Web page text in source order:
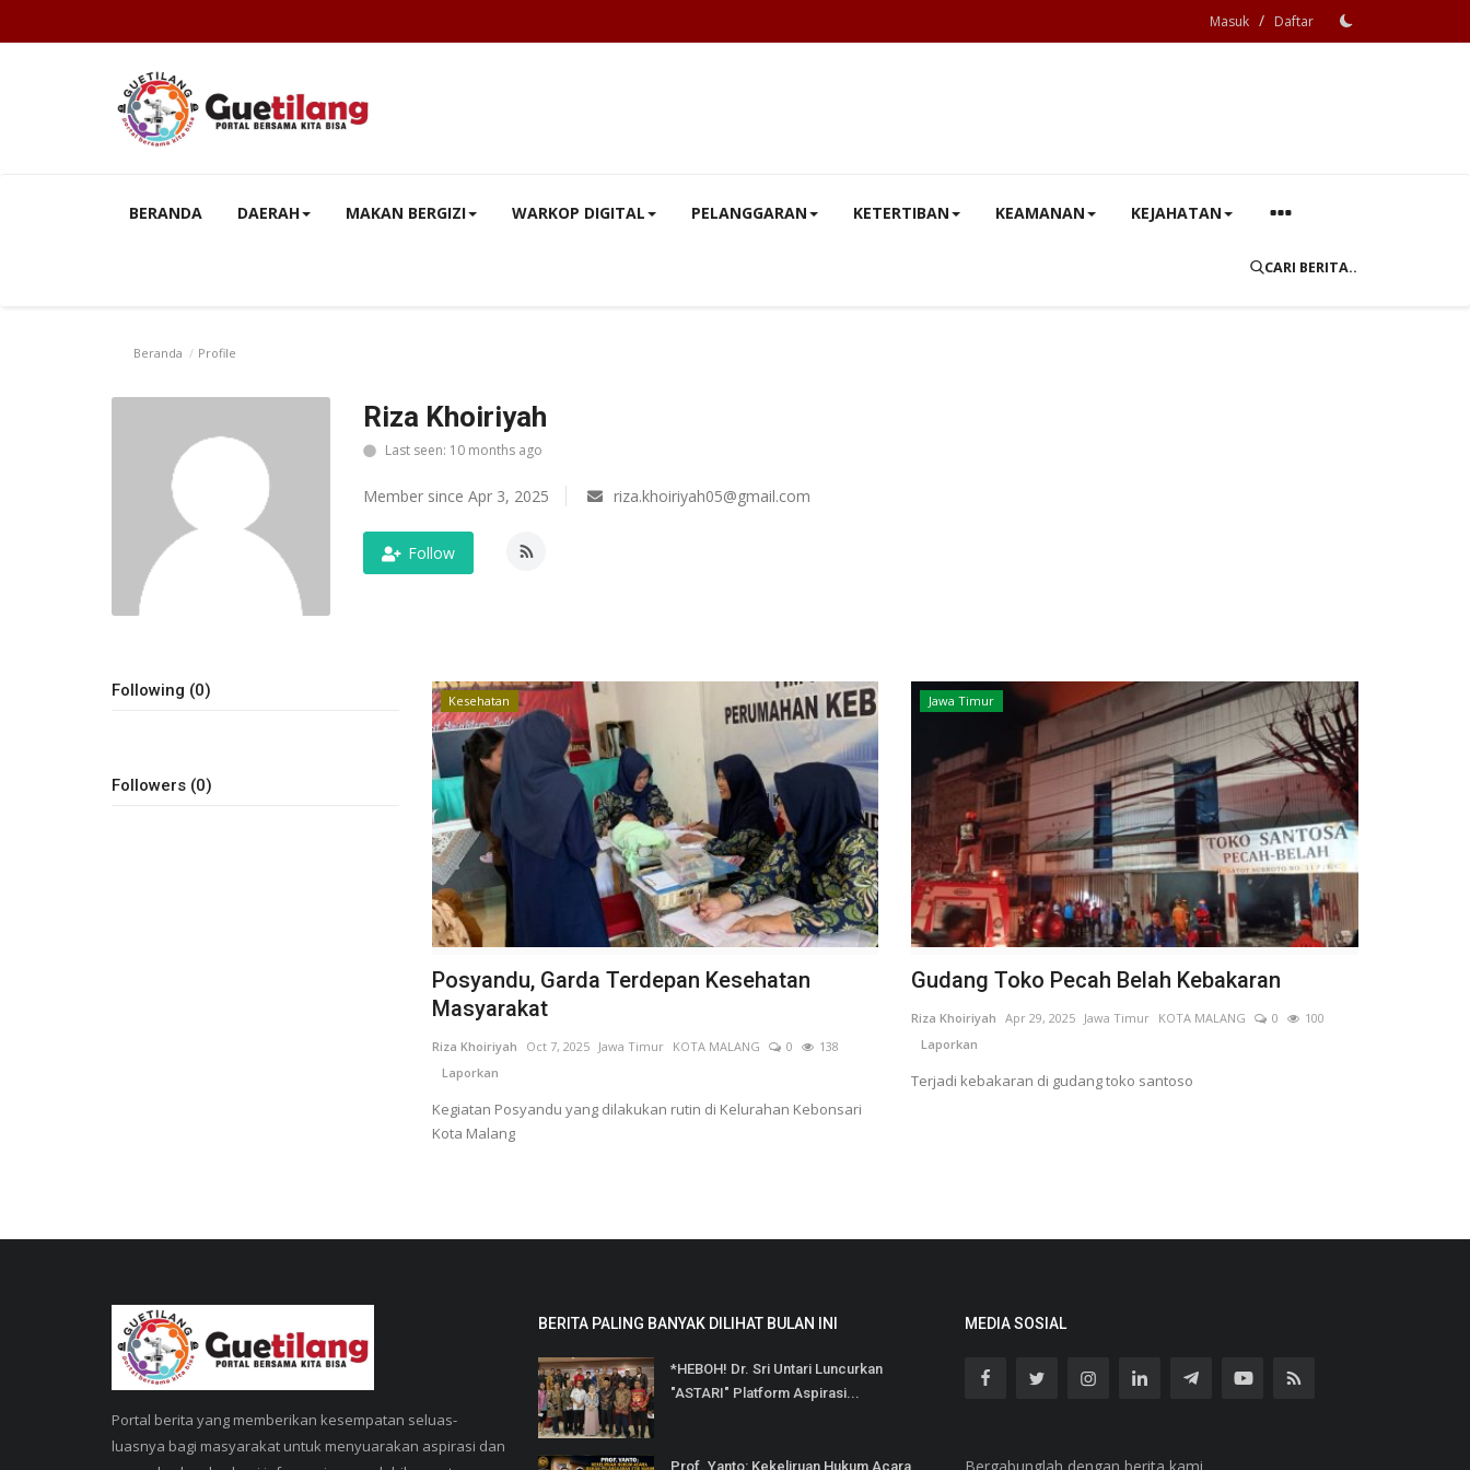
Masuk / Daftar
BERANDA DAERAH MAKAN BERGIZI WARKOP DIGITAL PELANGGARAN KETERTIBAN KEAMANAN KEJAHATAN
CARI BERITA..
Beranda Profile
Riza Khoiriyah
Last seen: 10 months ago
Member since Apr 3, 2025 riza.khoiriyah05@gmail.com
Follow
Following (0)
Followers (0)
Kesehatan
Posyandu, Garda Terdepan Kesehatan
Masyarakat
Riza Khoiriyah Oct 7, 2025 Jawa Timur KOTA MALANG 0
138
Laporkan
Kegiatan Posyandu yang dilakukan rutin di Kelurahan Kebonsari
Kota Malang
Jawa Timur
Gudang Toko Pecah Belah Kebakaran
Riza Khoiriyah Apr 29, 2025 Jawa Timur KOTA MALANG 0
100
Laporkan
Terjadi kebakaran di gudang toko santoso
Portal berita yang memberikan kesempatan seluas-
luasnya bagi masyarakat untuk menyuarakan aspirasi dan
BERITA PALING BANYAK DILIHAT BULAN INI
*HEBOH! Dr. Sri Untari Luncurkan
"ASTARI" Platform Aspirasi...
Prof. Yanto: Kekeliruan Hukum Acara
MEDIA SOSIAL